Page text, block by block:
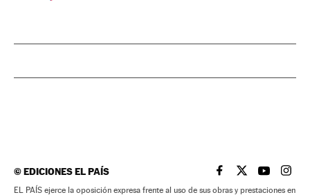
©EDICIONES EL PAÍS EL PAÍS BRASIL EN
EL PAÍSEL PAÍS
EL
EL PAÍS ejerce la oposición expresa frente al uso de sus obras y prestaciones en